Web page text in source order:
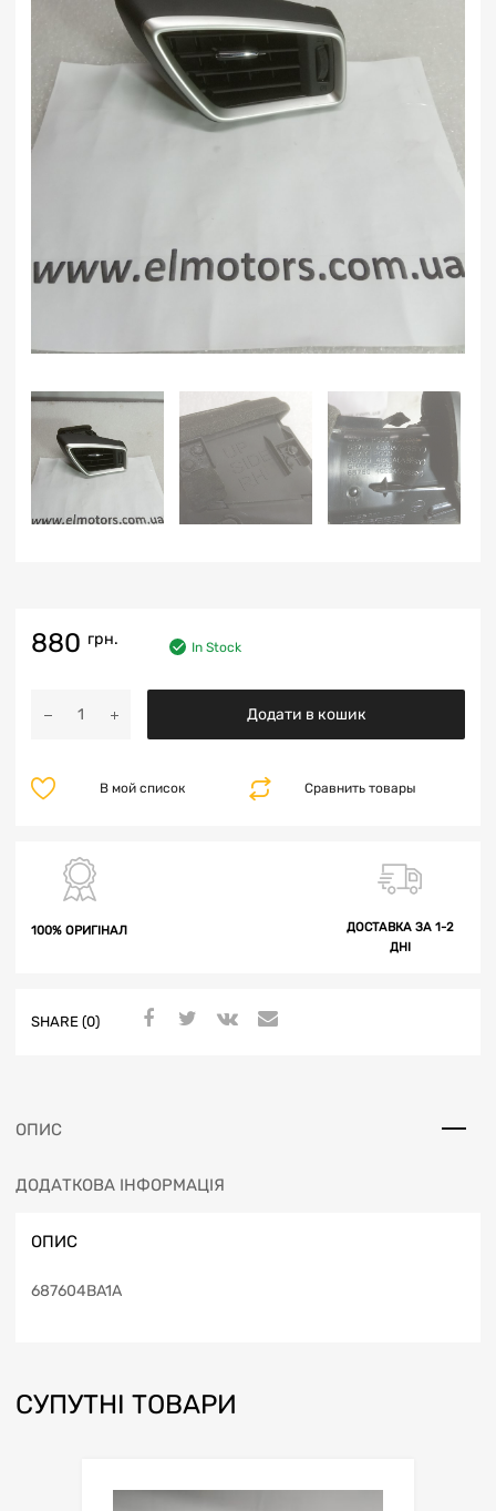
880 грн. In Stock
Додати в кошик
Сравнить товары
В мой список
100% ОРИГІНАЛ
ДОСТАВКА ЗА 1-2
ДНІ
SHARE (0)
ОПИС
ДОДАТКОВА ІНФОРМАЦІЯ
ОПИС
687604BA1A
СУПУТНІ ТОВАРИ